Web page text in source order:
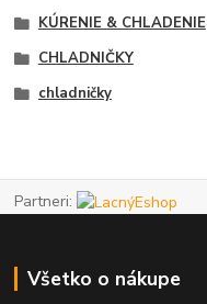
KÚRENIE & CHLADENIE
CHLADNIČKY
chladničky
Partneri:
Všetko o nákupe